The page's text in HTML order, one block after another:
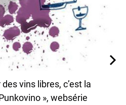
vins libres, c’est la
», websérie